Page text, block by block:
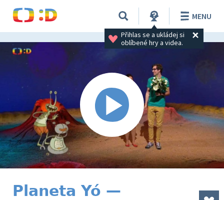
Přihlas se a ukládej si
oblíbené hry a videa.
MENU
Planeta Yó —